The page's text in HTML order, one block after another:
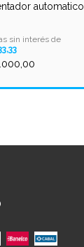
automatico
sin interés de